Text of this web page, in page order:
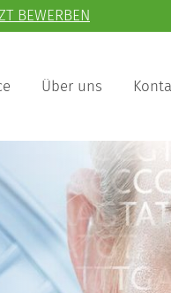
BEWERBEN
Über uns